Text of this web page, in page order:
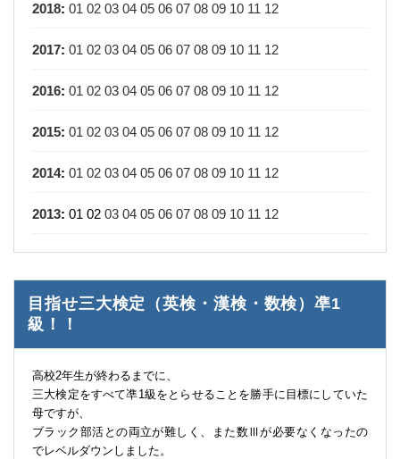
2018: 01 02 03 04 05 06 07 08 09 10 11 12
2017: 01 02 03 04 05 06 07 08 09 10 11 12
2016: 01 02 03 04 05 06 07 08 09 10 11 12
2015: 01 02 03 04 05 06 07 08 09 10 11 12
2014: 01 02 03 04 05 06 07 08 09 10 11 12
2013: 01 02 03 04 05 06 07 08 09 10 11 12
目指せ三大検定（英検・漢検・数検）凖1
級！！
高校2年生が終わるまでに、
三大検定をすべて凖1級をとらせることを勝手に目標にしていた
母ですが、
ブラック部活との両立が難しく、また数Ⅲが必要なくなったの
でレベルダウンしました。